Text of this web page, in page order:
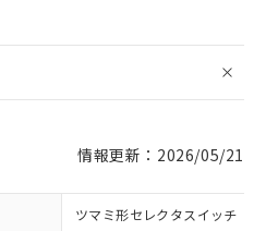
情報更新：2026/05/21
ツマミ形セレクタスイッチ